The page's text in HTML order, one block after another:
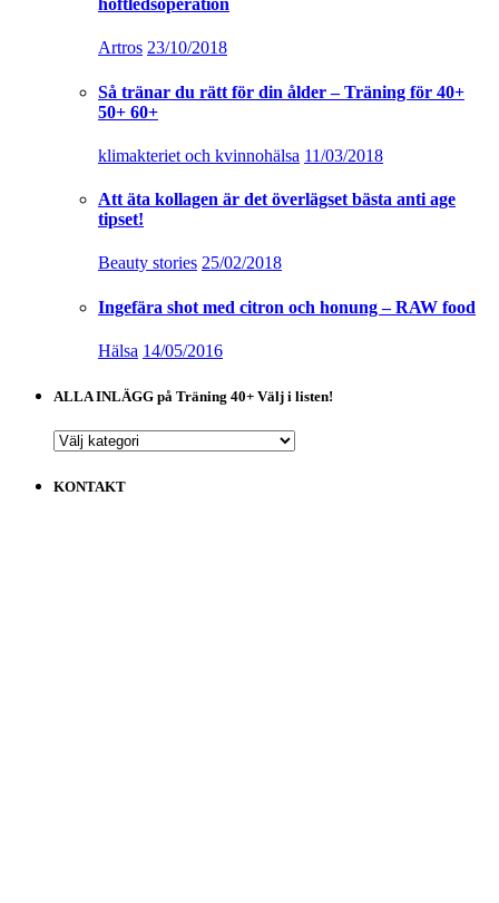
höftledsoperation
Artros 23/10/2018
Så tränar du rätt för din ålder – Träning för 40+
50+ 60+
klimakteriet och kvinnohälsa 11/03/2018
Att äta kollagen är det överlägset bästa anti age
tipset!
Beauty stories 25/02/2018
Ingefära shot med citron och honung – RAW food
Hälsa 14/05/2016
ALLA INLÄGG på Träning 40+ Välj i listen!
ALLA
på
KONTAKT